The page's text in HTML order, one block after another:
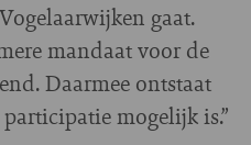
gaat.
mandaat voor de
Daarmee ontstaat
mogelijk is.”